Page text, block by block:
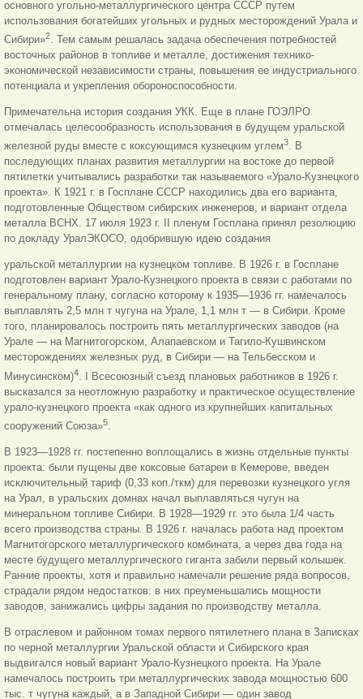
основного угольно-металлургического центра СССР путем
использования богатейших угольных и рудных месторождений Урала и
Сибири»2. Тем самым решалась задача обеспечения потребностей
восточных районов в топливе и металле, достижения технико-
экономической независимости страны, повышения ее индустриального
потенциала и укрепления обороноспособности.
Примечательна история создания УКК. Еще в плане ГОЭЛРО
отмечалась целесообразность использования в будущем уральской
железной руды вместе с коксующимся кузнецким углем3. В
последующих планах развития металлургии на востоке до первой
пятилетки учитывались разработки так называемого «Урало-Кузнецкого
проекта». К 1921 г. в Госплане СССР находились два его варианта,
подготовленные Обществом сибирских инженеров, и вариант отдела
металла ВСНХ. 17 июля 1923 г. II пленум Госплана принял резолюцию
по докладу УралЭКОСО, одобрившую идею создания
уральской металлургии на кузнецком топливе. В 1926 г. в Госплане
подготовлен вариант Урало-Кузнецкого проекта в связи с работами по
генеральному плану, согласно которому к 1935—1936 гг. намечалось
выплавлять 2,5 млн т чугуна на Урале, 1,1 млн т — в Сибири. Кроме
того, планировалось построить пять металлургических заводов (на
Урале — на Магнитогорском, Алапаевском и Тагило-Кушвинском
месторождениях железных руд, в Сибири — на Тельбесском и
Минусинском)4
. I Всесоюзный съезд плановых работников в 1926 г.
высказался за неотложную разработку и практическое осуществление
урало-кузнецкого проекта «как одного из крупнейших капитальных
сооружений Союза»5.
В 1923—1928 гг. постепенно воплощались в жизнь отдельные пункты
проекта: были пущены две коксовые батареи в Кемерове, введен
исключительный тариф (0,33 коп./ткм) для перевозки кузнецкого угля
на Урал, в уральских домнах начал выплавляться чугун на
минеральном топливе Сибири. В 1928—1929 гг. это была 1/4 часть
всего производства страны. В 1926 г. началась работа над проектом
Магнитогорского металлургического комбината, а через два года на
месте будущего металлургического гиганта забили первый колышек.
Ранние проекты, хотя и правильно намечали решение ряда вопросов,
страдали рядом недостатков: в них преуменьшались мощности
заводов, занижались цифры задания по производству металла.
В отраслевом и районном томах первого пятилетнего плана в Записках
по черной металлургии Уральской области и Сибирского края
выдвигался новый вариант Урало-Кузнецкого проекта. На Урале
намечалось построить три металлургических завода мощностью 600
тыс. т чугуна каждый, а в Западной Сибири — один завод